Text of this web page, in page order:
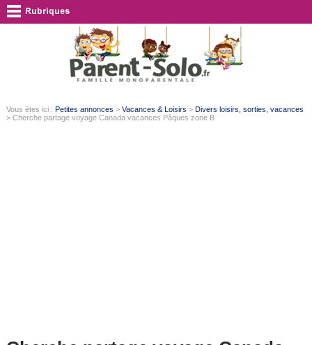
Vous êtes ici : Petites annonces > Vacances & Loisirs > Divers loisirs, sorties, vacances
> Cherche partage voyage Canada vacances Pâques zone B